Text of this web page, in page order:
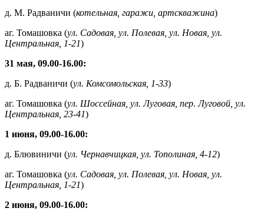
д. М. Радваничи (котельная, гаражи, артскважина)
аг. Томашовка (ул. Садовая, ул. Полевая, ул. Новая, ул.
Центральная, 1-21)
31 мая, 09.00-16.00:
д. Б. Радваничи (ул. Комсомольская, 1-33)
аг. Томашовка (ул. Шоссейная, ул. Луговая, пер. Луговой, ул.
Центральная, 23-41)
1 июня, 09.00-16.00:
д. Блювиничи (ул. Чернавчицкая, ул. Тополиная, 4-12)
аг. Томашовка (ул. Садовая, ул. Полевая, ул. Новая, ул.
Центральная, 1-21)
2 июня, 09.00-16.00: